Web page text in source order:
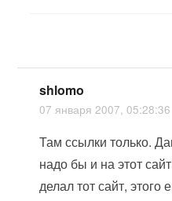
shlomo
07 января 2007, 05:28:36
Там ссылки только.
надо бы и на этот
делал тот сайт,